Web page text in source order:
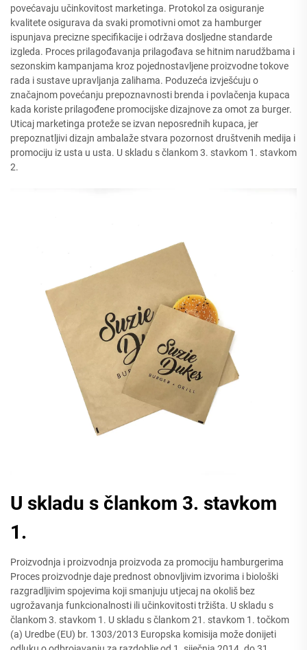
povećavaju učinkovitost marketinga. Protokol za osiguranje
kvalitete osigurava da svaki promotivni omot za hamburger
ispunjava precizne specifikacije i održava dosljedne standarde
izgleda. Proces prilagođavanja prilagođava se hitnim narudžbama i
sezonskim kampanjama kroz pojednostavljene proizvodne tokove
rada i sustave upravljanja zalihama. Poduzeća izvješćuju o
značajnom povećanju prepoznavnosti brenda i povlačenja kupaca
kada koriste prilagođene promocijske dizajnove za omot za burger.
Uticaj marketinga proteže se izvan neposrednih kupaca, jer
prepoznatljivi dizajn ambalaže stvara pozornost društvenih medija i
promociju iz usta u usta. U skladu s člankom 3. stavkom 1. stavkom
2.
U skladu s člankom 3. stavkom
1.
Proizvodnja i proizvodnja proizvoda za promociju hamburgerima
Proces proizvodnje daje prednost obnovljivim izvorima i biološki
razgradljivim spojevima koji smanjuju utjecaj na okoliš bez
ugrožavanja funkcionalnosti ili učinkovitosti tržišta. U skladu s
člankom 3. stavkom 1. U skladu s člankom 21. stavkom 1. točkom
(a) Uredbe (EU) br. 1303/2013 Europska komisija može donijeti